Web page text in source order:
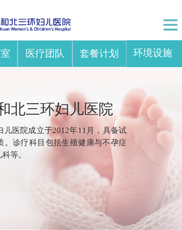
医疗团队 套餐计划 环境设施
北三环妇儿医院
儿医院成立于2012年11月，具备试
。诊疗科目包括生殖健康与不孕症
等。